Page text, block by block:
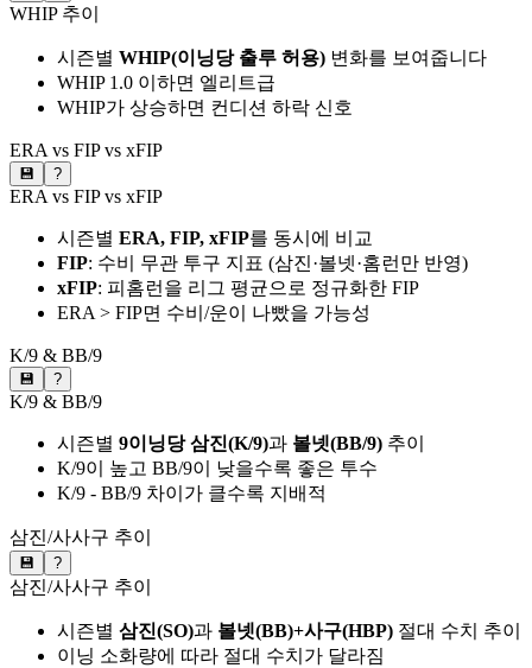
WHIP 추이
시즌별 WHIP(이닝당 출루 허용) 변화를 보여줍니다
WHIP 1.0 이하면 엘리트급
WHIP가 상승하면 컨디션 하락 신호
ERA vs FIP vs xFIP
💾 ?
ERA vs FIP vs xFIP
시즌별 ERA, FIP, xFIP를 동시에 비교
FIP: 수비 무관 투구 지표 (삼진·볼넷·홈런만 반영)
xFIP: 피홈런을 리그 평균으로 정규화한 FIP
ERA > FIP면 수비/운이 나빴을 가능성
K/9 & BB/9
💾 ?
K/9 & BB/9
시즌별 9이닝당 삼진(K/9)과 볼넷(BB/9) 추이
K/9이 높고 BB/9이 낮을수록 좋은 투수
K/9 - BB/9 차이가 클수록 지배적
삼진/사사구 추이
💾 ?
삼진/사사구 추이
시즌별 삼진(SO)과 볼넷(BB)+사구(HBP) 절대 수치 추이
이닝 소화량에 따라 절대 수치가 달라짐